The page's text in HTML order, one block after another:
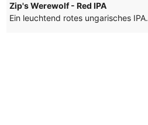
Zip's Werewolf - Red IPA
Ein leuchtend rotes ungarisches IPA.